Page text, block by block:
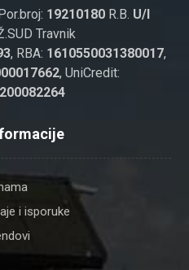
Por.broj: 19210180 R.B. U/I
Travnik
, RBA: 1610550031380017,
, UniCredit:
i isporuke